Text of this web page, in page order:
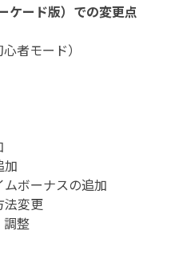
ケード版）での変更点
者モード）
加
ムボーナスの追加
法変更
調整